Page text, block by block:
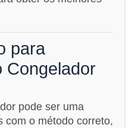
para
Congelador
pode ser uma
com o método correto,